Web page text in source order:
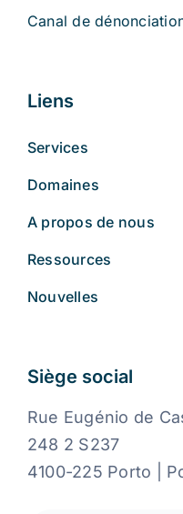
Canal de
Liens
Services
Domaines
A propos de nous
Ressources
Nouvelles
Siège social
Rue Eugénio de
248 2 S237
4100-225 Porto |